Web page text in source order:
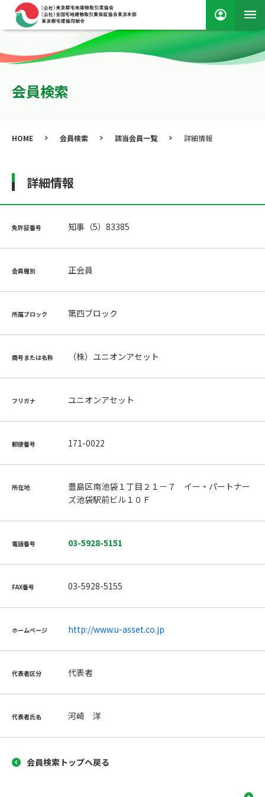
会員検索
HOME 会員検索 該当会員一覧 詳細情報
詳細情報
免許証番号 知事（5）83385
会員種別 正会員
所属ブロック 第四ブロック
商号または名称 （株）ユニオンアセット
フリガナ ユニオンアセット
郵便番号 171-0022
所在地
豊島区南池袋１丁目２１－７ イー・パートナー
ズ池袋駅前ビル１０Ｆ
電話番号 03-5928-5151
FAX番号 03-5928-5155
ホームページ http://www.u-asset.co.jp
代表者区分 代表者
代表者氏名 河崎 洋
会員検索トップへ戻る